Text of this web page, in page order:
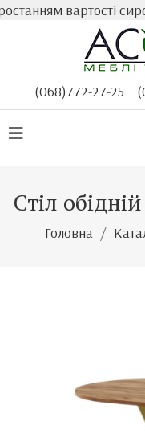
вартості
(068)772-27-25
Стіл
Головна